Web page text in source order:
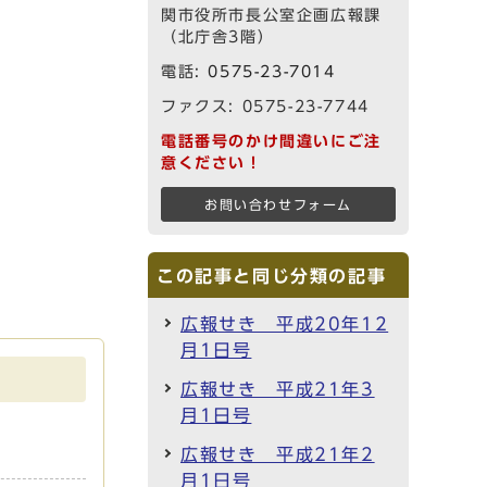
関市役所市長公室企画広報課
（北庁舎3階）
電話:0575-23-7014
ファクス: 0575-23-7744
電話番号のかけ間違いにご注
意ください！
お問い合わせフォーム
この記事と同じ分類の記事
広報せき 平成20年12
月1日号
広報せき 平成21年3
月1日号
広報せき 平成21年2
月1日号